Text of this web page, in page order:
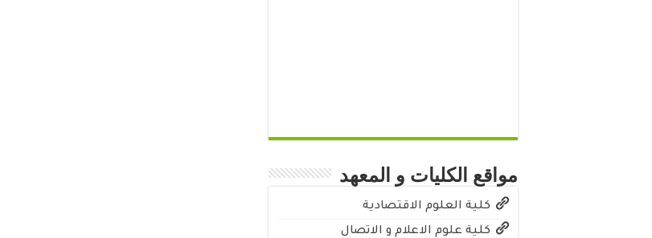
مواقع الكليات و المعهد
كلية العلوم الاقتصادية
كلية علوم الاعلام و الاتصال